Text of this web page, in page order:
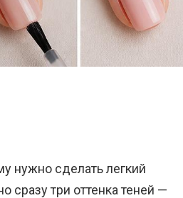
нужно сделать легкий
сразу три оттенка теней —